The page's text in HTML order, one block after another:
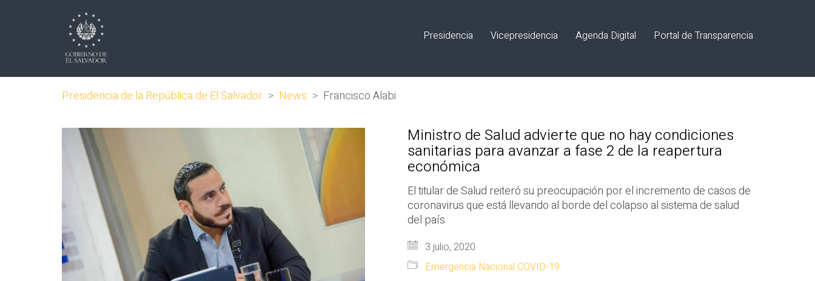
Presidencia Vicepresidencia Agenda Digital Portal de Transparencia
Presidencia de la República de El Salvador > News > Francisco Alabi
Ministro de Salud advierte que no hay condiciones
sanitarias para avanzar a fase 2 de la reapertura
económica
El titular de Salud reiteró su preocupación por el incremento de casos de
coronavirus que está llevando al borde del colapso al sistema de salud
del país
3 julio, 2020
Emergencia Nacional COVID-19